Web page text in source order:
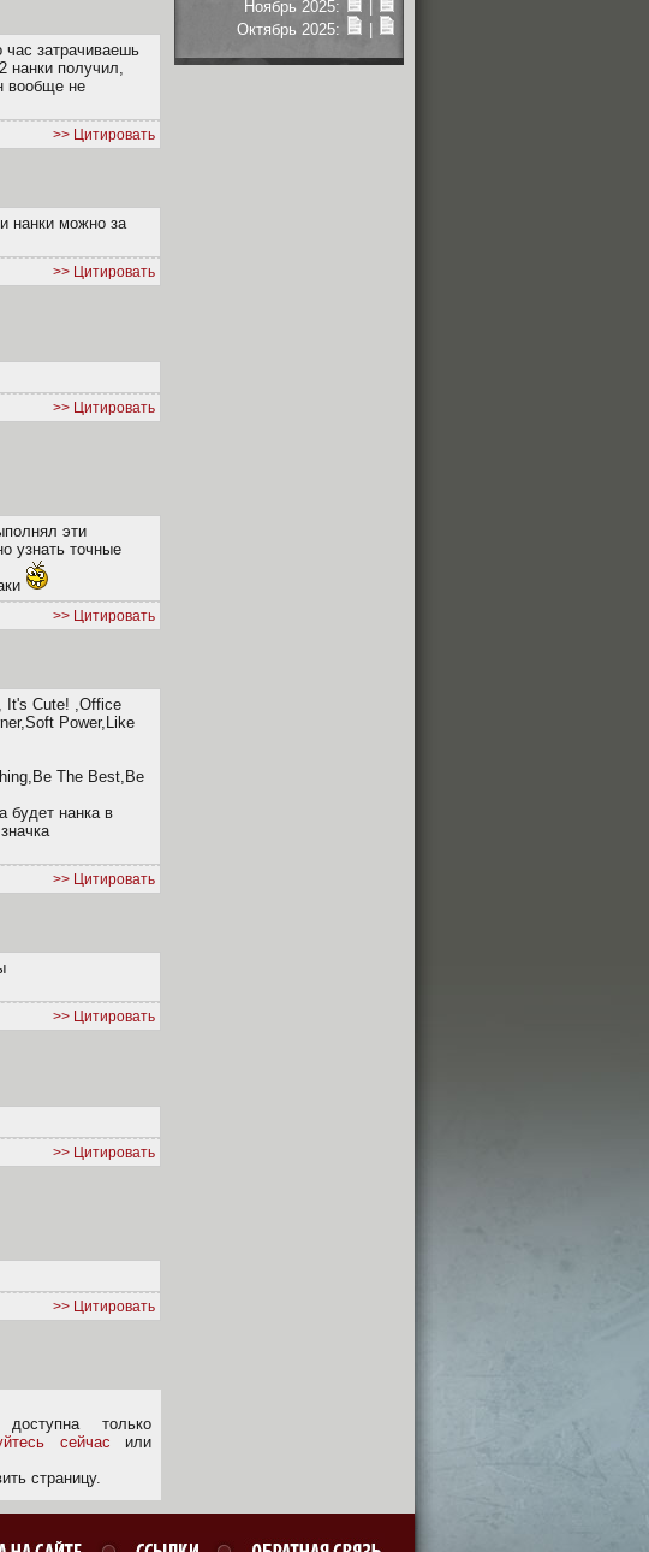
затрачиваешь
нанки получил,
вообще не
>> Цитировать
нанки можно за
>> Цитировать
>> Цитировать
эти
узнать точные
>> Цитировать
It's Cute! ,Office
Power,Like
The Best,Be
будет нанка в
>> Цитировать
>> Цитировать
>> Цитировать
>> Цитировать
только
сейчас или
страницу.
Ноябрь 2025:
Октябрь 2025: